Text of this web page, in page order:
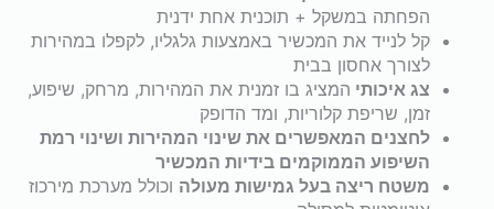
הפחתה במשקל + תוכנית אחת ידנית
קל לנייד את המכשיר באמצעות גלגליו, לקפלו במהירות
לצורך אחסון בבית
צג איכותי המציג בו זמנית את המהירות, מרחק, שיפוע,
זמן, שריפת קלוריות, ומד הדופק
לחצנים המאפשרים את שינוי המהירות ושינוי רמת
השיפוע הממוקמים בידיות המכשיר
משטח ריצה בעל גמישות מעולה וכולל מערכת מירכוז